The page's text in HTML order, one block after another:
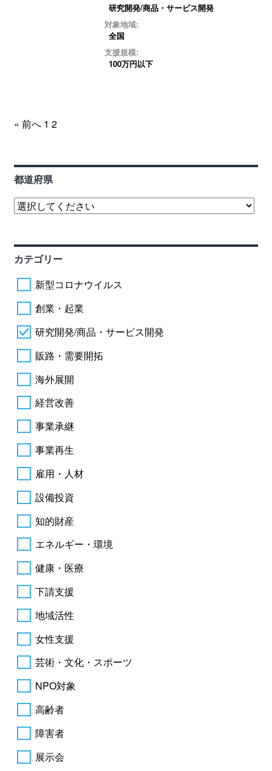
研究開発/商品・サービス開発
対象地域:
全国
支援規模:
100万円以下
« 前へ 1 2
都道府県
カテゴリー
新型コロナウイルス
創業・起業
研究開発/商品・サービス開発
販路・需要開拓
海外展開
経営改善
事業承継
事業再生
雇用・人材
設備投資
知的財産
エネルギー・環境
健康・医療
下請支援
地域活性
女性支援
芸術・文化・スポーツ
NPO対象
高齢者
障害者
展示会